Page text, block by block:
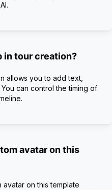
in tour creation?
allows you to add text,
can control the timing of
avatar on this
on this template